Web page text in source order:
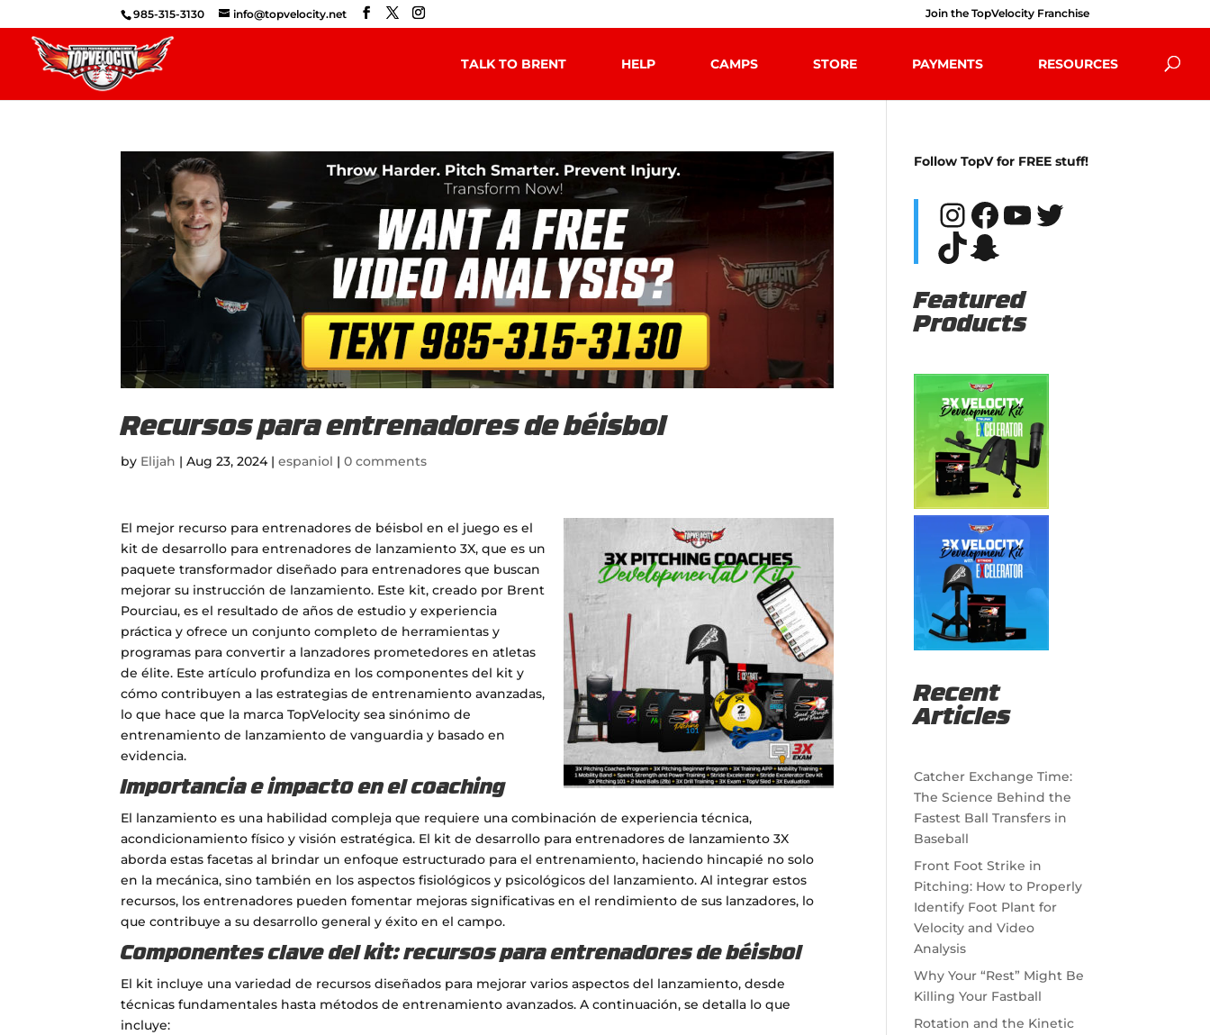
985-315-3130 info@topvelocity.net Join the TopVelocity Franchise
TALK TO BRENT HELP CAMPS STORE PAYMENTS RESOURCES
Recursos para entrenadores de béisbol
by Elijah |Aug 23, 2024|espaniol |0 comments
El mejor recurso para entrenadores de béisbol en el juego es el
kit de desarrollo para entrenadores de lanzamiento 3X, que es un
paquete transformador diseñado para entrenadores que buscan
mejorar su instrucción de lanzamiento. Este kit, creado por Brent
Pourciau, es el resultado de años de estudio y experiencia
práctica y ofrece un conjunto completo de herramientas y
programas para convertir a lanzadores prometedores en atletas
de élite. Este artículo profundiza en los componentes del kit y
cómo contribuyen a las estrategias de entrenamiento avanzadas,
lo que hace que la marca TopVelocity sea sinónimo de
entrenamiento de lanzamiento de vanguardia y basado en
evidencia.
Importancia e impacto en el coaching
El lanzamiento es una habilidad compleja que requiere una combinación de experiencia técnica,
acondicionamiento físico y visión estratégica. El kit de desarrollo para entrenadores de lanzamiento 3X
aborda estas facetas al brindar un enfoque estructurado para el entrenamiento, haciendo hincapié no solo
en la mecánica, sino también en los aspectos fisiológicos y psicológicos del lanzamiento. Al integrar estos
recursos, los entrenadores pueden fomentar mejoras significativas en el rendimiento de sus lanzadores, lo
que contribuye a su desarrollo general y éxito en el campo.
Componentes clave del kit: recursos para entrenadores de béisbol
El kit incluye una variedad de recursos diseñados para mejorar varios aspectos del lanzamiento, desde
técnicas fundamentales hasta métodos de entrenamiento avanzados. A continuación, se detalla lo que
incluye:
Follow TopV for FREE stuff!
Instagram
Facebook
YouTube
Twitter
TikTok
Snapchat
Featured
Products
Recent
Articles
Catcher Exchange Time:
The Science Behind the
Fastest Ball Transfers in
Baseball
Front Foot Strike in
Pitching: How to Properly
Identify Foot Plant for
Velocity and Video
Analysis
Why Your “Rest” Might Be
Killing Your Fastball
Rotation and the Kinetic